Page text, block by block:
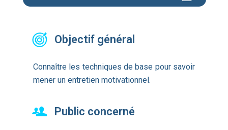
Objectif général
Connaître les techniques de base pour savoir
mener un entretien motivationnel.
Public concerné